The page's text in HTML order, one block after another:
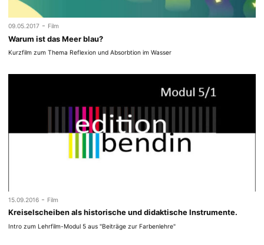
09.05.2017 - Film
Warum ist das Meer blau?
Kurzfilm zum Thema Reflexion und Absorbtion im Wasser
15.09.2016 - Film
Kreiselscheiben als historische und didaktische Instrumente.
Intro zum Lehrfilm-Modul 5 aus "Beiträge zur Farbenlehre"